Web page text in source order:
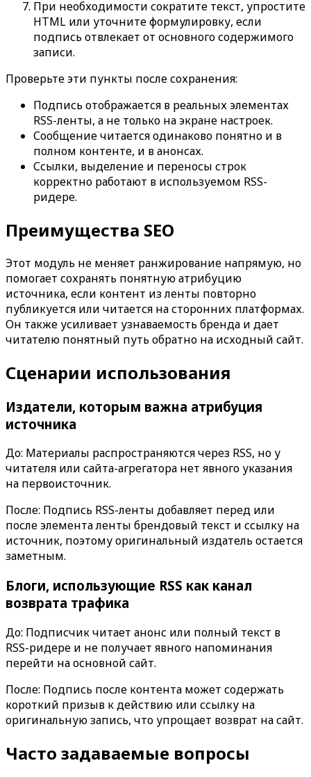
При необходимости сократите текст, упростите
HTML или уточните формулировку, если
подпись отвлекает от основного содержимого
записи.
Проверьте эти пункты после сохранения:
Подпись отображается в реальных элементах
RSS-ленты, а не только на экране настроек.
Сообщение читается одинаково понятно и в
полном контенте, и в анонсах.
Ссылки, выделение и переносы строк
корректно работают в используемом RSS-
ридере.
Преимущества SEO
Этот модуль не меняет ранжирование напрямую, но
помогает сохранять понятную атрибуцию
источника, если контент из ленты повторно
публикуется или читается на сторонних платформах.
Он также усиливает узнаваемость бренда и дает
читателю понятный путь обратно на исходный сайт.
Сценарии использования
Издатели, которым важна атрибуция
источника
До: Материалы распространяются через RSS, но у
читателя или сайта-агрегатора нет явного указания
на первоисточник.
После: Подпись RSS-ленты добавляет перед или
после элемента ленты брендовый текст и ссылку на
источник, поэтому оригинальный издатель остается
заметным.
Блоги, использующие RSS как канал
возврата трафика
До: Подписчик читает анонс или полный текст в
RSS-ридере и не получает явного напоминания
перейти на основной сайт.
После: Подпись после контента может содержать
короткий призыв к действию или ссылку на
оригинальную запись, что упрощает возврат на сайт.
Часто задаваемые вопросы